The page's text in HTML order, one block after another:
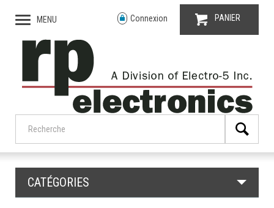
MENU Connexion PANIER
CATÉGORIES